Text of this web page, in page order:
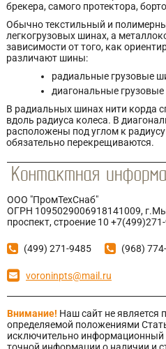
брекера, самого протектора,
Обычно текстильный и
легкогрузовых шинах, а
зависимости от того, как
различают шины:
радиальные грузовые
диагональные
В радиальных шинах нити корда
вдоль радиуса колеса. В
расположены под углом к
обязательно перекрещиваются.
ООО "ПромТехСнаб"
ОГРН 1095029006918141009,
проспект, строение 10
(499) 271-9485 (968)
voroninpts@mail.ru
Внимание! Наш сайт не является
определяемой положениями
исключительно информационный